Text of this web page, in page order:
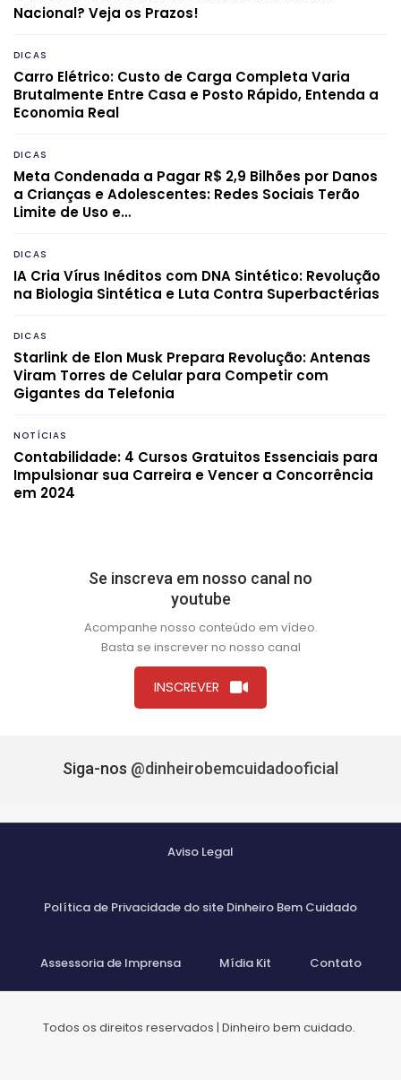
Nacional? Veja os Prazos!
DICAS
Carro Elétrico: Custo de Carga Completa Varia
Brutalmente Entre Casa e Posto Rápido, Entenda a
Economia Real
DICAS
Meta Condenada a Pagar R$ 2,9 Bilhões por Danos
a Crianças e Adolescentes: Redes Sociais Terão
Limite de Uso e…
DICAS
IA Cria Vírus Inéditos com DNA Sintético: Revolução
na Biologia Sintética e Luta Contra Superbactérias
DICAS
Starlink de Elon Musk Prepara Revolução: Antenas
Viram Torres de Celular para Competir com
Gigantes da Telefonia
NOTÍCIAS
Contabilidade: 4 Cursos Gratuitos Essenciais para
Impulsionar sua Carreira e Vencer a Concorrência
em 2024
Se inscreva em nosso canal no
youtube
Acompanhe nosso conteúdo em vídeo.
Basta se inscrever no nosso canal
INSCREVER
Siga-nos @dinheirobemcuidadooficial
Aviso Legal
Política de Privacidade do site Dinheiro Bem Cuidado
Assessoria de Imprensa Mídia Kit Contato
Todos os direitos reservados | Dinheiro bem cuidado.